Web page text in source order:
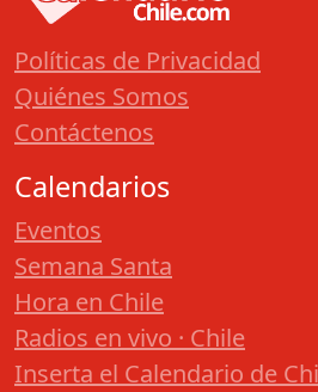
Políticas de Privacidad
Quiénes Somos
Contáctenos
Calendarios
Eventos
Semana Santa
Hora en Chile
Radios en vivo · Chile
Inserta el Calendario de